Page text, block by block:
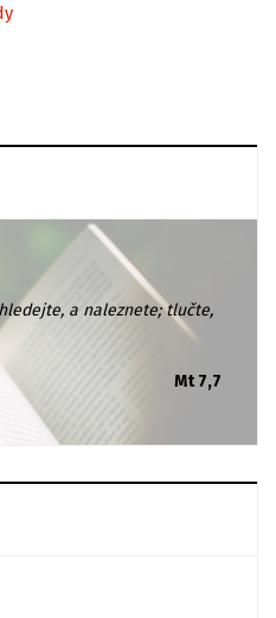
a naleznete; tlučte,
Mt 7,7